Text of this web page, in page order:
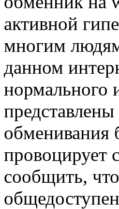
активной
многим
данном
нормального
обменивания
провоцирует
сообщить,